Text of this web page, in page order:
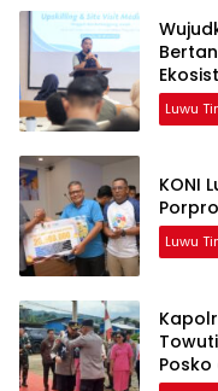
Luwu
KONI
Luwu